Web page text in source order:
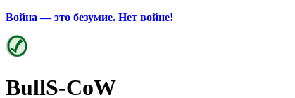
Война — это безумие. Нет войне!
BullS-CoW